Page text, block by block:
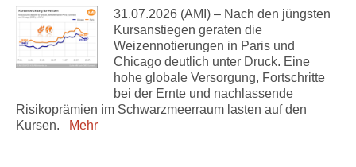
31.07.2026 (AMI) – Nach den jüngsten
Kursanstiegen geraten die
Weizennotierungen in Paris und
Chicago deutlich unter Druck. Eine
hohe globale Versorgung, Fortschritte
bei der Ernte und nachlassende
Risikoprämien im Schwarzmeerraum lasten auf den
Kursen.
Mehr